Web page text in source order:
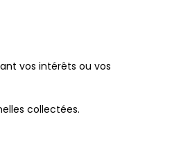
vos intérêts ou vos
collectées.